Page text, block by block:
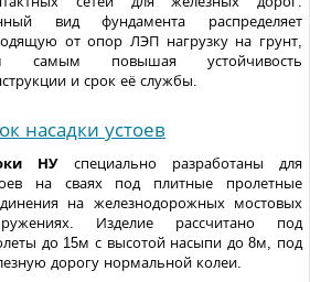
вид фундамента распределяет
от опор ЛЭП нагрузку на грунт,
самым повышая устойчивость
и срок её службы.
насадки устоев
НУспециально разработаны для
на сваях под плитные пролетные
на железнодорожных мостовых
Изделие рассчитано под
до 15м с высотой насыпи до 8м, под
дорогу нормальной колеи.